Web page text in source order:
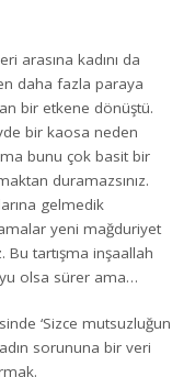
arasına kadını da
daha fazla paraya
bir etkene dönüştü.
bir kaosa neden
bunu çok basit bir
duramazsınız.
gelmedik
yeni mağduriyet
Bu tartışma inşaallah
olsa sürer ama…
‘Sizce mutsuzluğun
sorununa bir veri